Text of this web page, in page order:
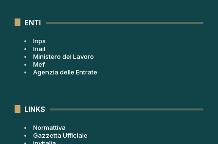
ENTI
Inps
Inail
Ministero del Lavoro
Mef
Agenzia delle Entrate
LINKS
Normattiva
Gazzetta Ufficiale